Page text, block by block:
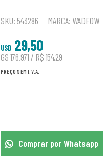
SKU:543286 MARCA: WADFOW
USD 29,50
GS 176.971 / R$ 154,29
PREÇO SEM I.V.A.
Comprar por Whatsapp